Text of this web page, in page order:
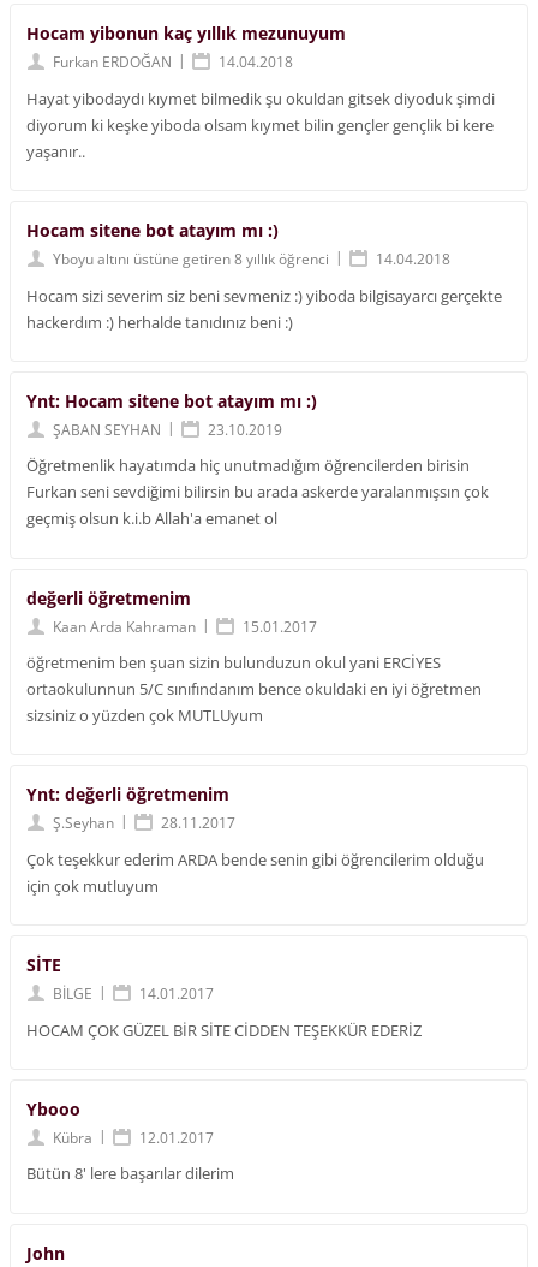
Hocam yibonun kaç yıllık mezunuyum
Furkan ERDOĞAN | 14.04.2018
Hayat yibodaydı kıymet bilmedik şu okuldan gitsek diyoduk şimdi
diyorum ki keşke yiboda olsam kıymet bilin gençler gençlik bi kere
yaşanır..
Hocam sitene bot atayım mı :)
Yboyu altını üstüne getiren 8 yıllık öğrenci | 14.04.2018
Hocam sizi severim siz beni sevmeniz :) yiboda bilgisayarcı gerçekte
hackerdım :) herhalde tanıdınız beni :)
Ynt: Hocam sitene bot atayım mı :)
ŞABAN SEYHAN | 23.10.2019
Öğretmenlik hayatımda hiç unutmadığım öğrencilerden birisin
Furkan seni sevdiğimi bilirsin bu arada askerde yaralanmışsın çok
geçmiş olsun k.i.b Allah'a emanet ol
değerli öğretmenim
Kaan Arda Kahraman | 15.01.2017
öğretmenim ben şuan sizin bulunduzun okul yani ERCİYES
ortaokulunnun 5/C sınıfındanım bence okuldaki en iyi öğretmen
sizsiniz o yüzden çok MUTLUyum
Ynt: değerli öğretmenim
Ş.Seyhan | 28.11.2017
Çok teşekkur ederim ARDA bende senin gibi öğrencilerim olduğu
için çok mutluyum
SİTE
BİLGE | 14.01.2017
HOCAM ÇOK GÜZEL BİR SİTE CİDDEN TEŞEKKÜR EDERİZ
Ybooo
Kübra | 12.01.2017
Bütün 8' lere başarılar dilerim
John